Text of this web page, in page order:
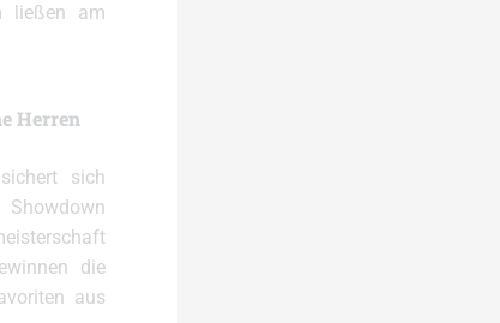
ließen am
Herren
sich
die
aus